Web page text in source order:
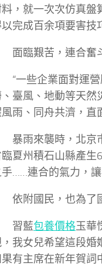
，就一次次仿真盤
完成百余項要害技
面臨艱苦，連合奮
“一些企業面對運
臺風、地動等天然
雨、同舟共濟，直
暴雨來襲時，北京
臨夏州積石山縣產生
手……連合的氣力，
依附國民，也為了
習藍包養價格玉華
我女兒希望這段婚
有主席在新年賀詞